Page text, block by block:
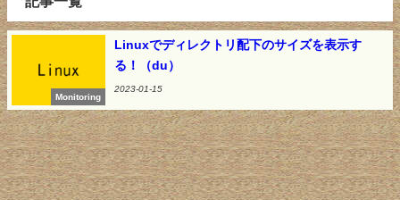
Monitoring
Linuxでディレクトリ配下のサイズを表示す
る！（du）
2023-01-15